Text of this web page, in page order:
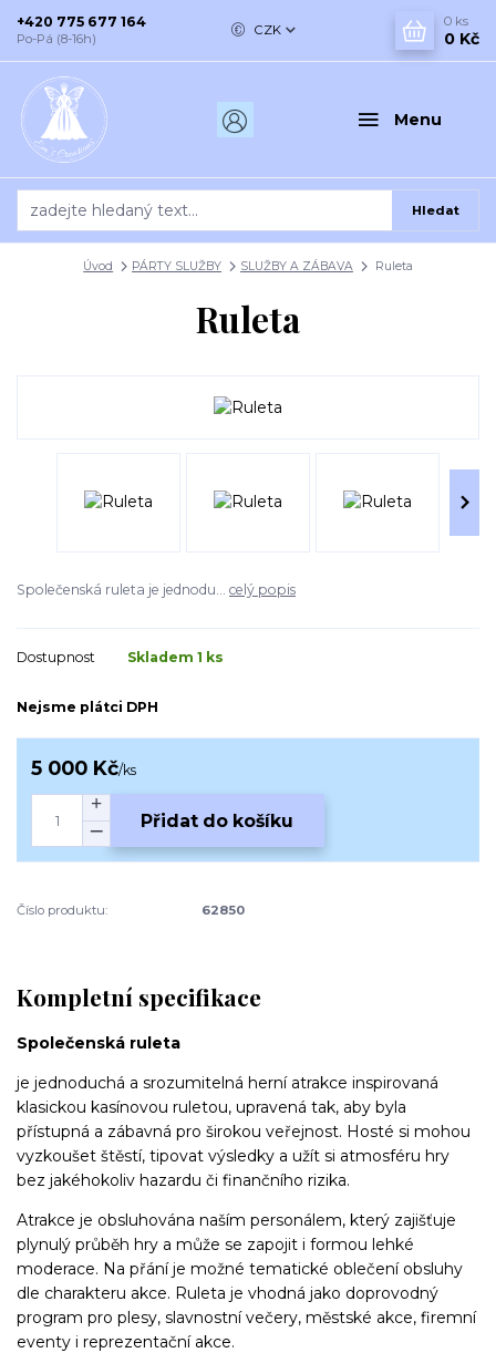
Menu
CZK
Hledat
+420 775 677 164
Po-Pá (8-16h)
0 ks
0 Kč
Úvod PÁRTY SLUŽBY SLUŽBY A ZÁBAVA Ruleta
Ruleta
Společenská ruleta je jednodu... celý popis
Dostupnost Skladem 1 ks
Nejsme plátci DPH
5 000 Kč/ks
Přidat do košíku
Číslo produktu: 62850
Kompletní specifikace
Společenská ruleta
je jednoduchá a srozumitelná herní atrakce inspirovaná
klasickou kasínovou ruletou, upravená tak, aby byla
přístupná a zábavná pro širokou veřejnost. Hosté si mohou
vyzkoušet štěstí, tipovat výsledky a užít si atmosféru hry
bez jakéhokoliv hazardu či finančního rizika.
Atrakce je obsluhována naším personálem, který zajišťuje
plynulý průběh hry a může se zapojit i formou lehké
moderace. Na přání je možné tematické oblečení obsluhy
dle charakteru akce. Ruleta je vhodná jako doprovodný
program pro plesy, slavnostní večery, městské akce, firemní
eventy i reprezentační akce.